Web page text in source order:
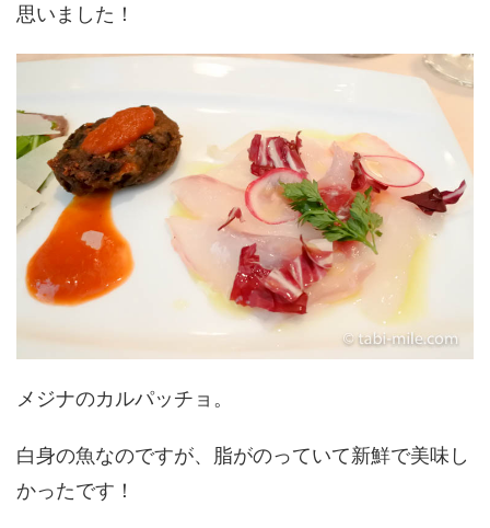
思いました！
メジナのカルパッチョ。
白身の魚なのですが、脂がのっていて新鮮で美味し
かったです！